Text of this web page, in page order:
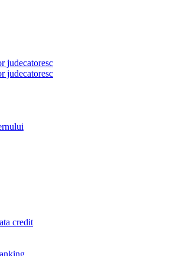
judecatoresc
judecatoresc
credit